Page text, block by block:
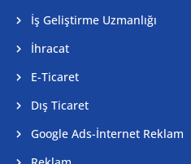
İş Geliştirme Uzmanlığı
İhracat
E-Ticaret
Dış Ticaret
Google Ads-İnternet Reklam